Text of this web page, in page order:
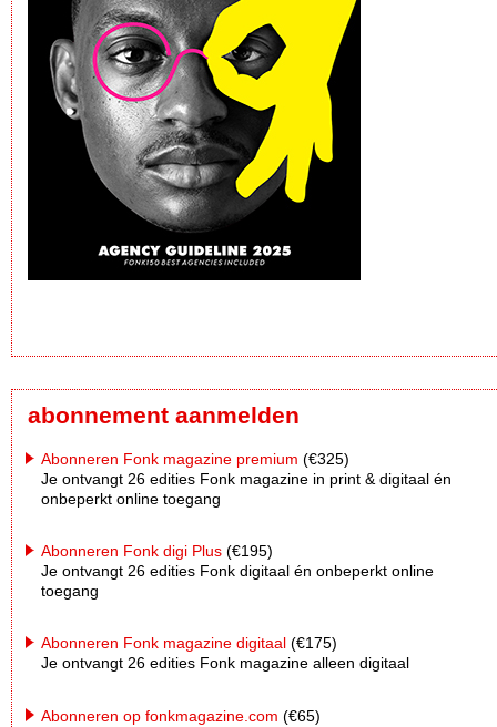
abonnement aanmelden
Abonneren Fonk magazine premium (€325)
Je ontvangt 26 edities Fonk magazine in print & digitaal én
onbeperkt online toegang
Abonneren Fonk digi Plus (€195)
Je ontvangt 26 edities Fonk digitaal én onbeperkt online
toegang
Abonneren Fonk magazine digitaal (€175)
Je ontvangt 26 edities Fonk magazine alleen digitaal
Abonneren op fonkmagazine.com (€65)